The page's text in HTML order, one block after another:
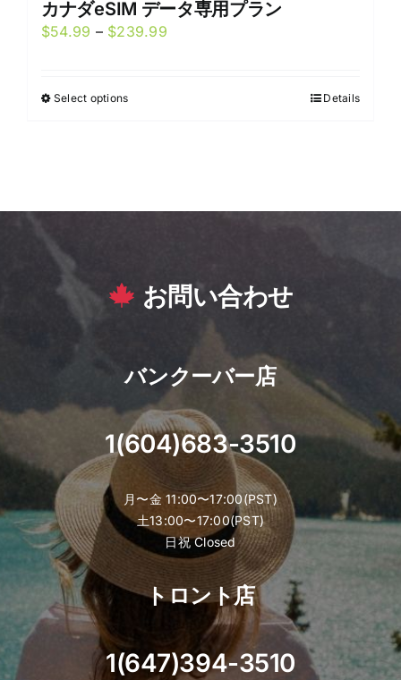
カナダeSIM データ専用プラン
$54.99 – $239.99Price
Select optionsThis
be
the
product
page
Details
お問い合わせ
バンクーバー店
1(604)683-3510
月〜金 11:00〜17:00(PST)
土13:00〜17:00(PST)
日祝 Closed
トロント店
1(647)394-3510